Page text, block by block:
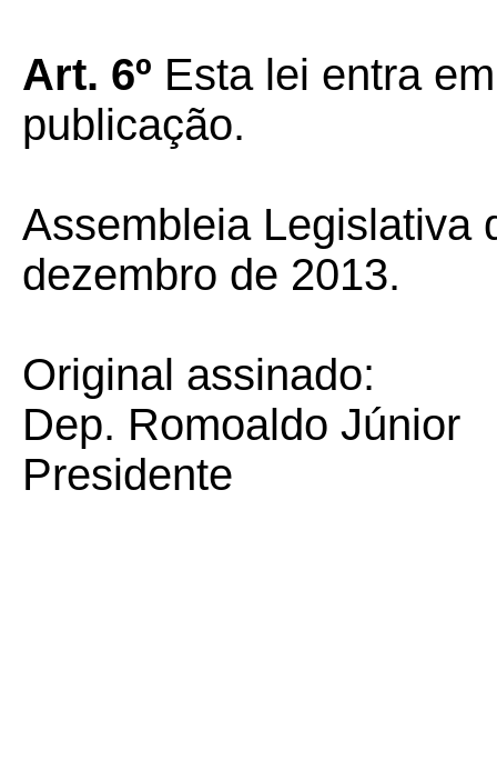
Art. 6º Esta lei entra
publicação.
Assembleia Legislativa
dezembro de 2013.
Original assinado:
Dep. Romoaldo Júnior
Presidente